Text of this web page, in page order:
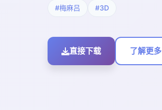
#梅麻吕 #3D
直接下载 了解更多